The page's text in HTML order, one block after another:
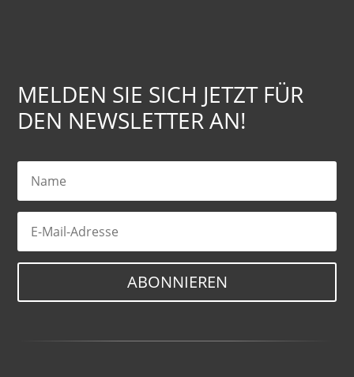
MELDEN SIE SICH JETZT FÜR
DEN NEWSLETTER AN!
ABONNIEREN